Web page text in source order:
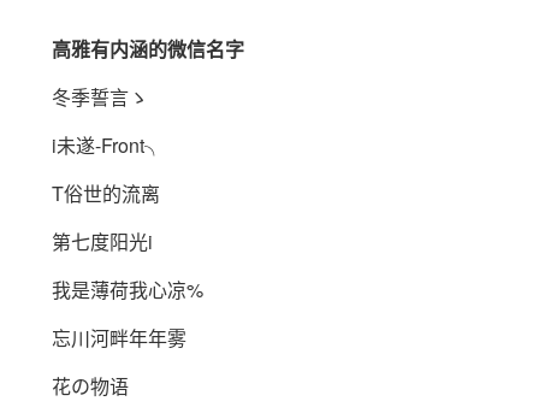
高雅有内涵的微信名字
冬季誓言ゝ
i未遂-Front╮
T俗世的流离
第七度阳光i
我是薄荷我心凉%
忘川河畔年年雾
花の物语